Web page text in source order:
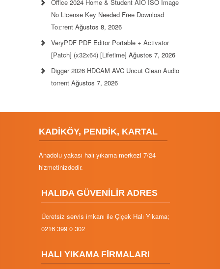
Office 2024 Home & Student AIO ISO Image
No License Key Needed Frее Download
To𝚛rent Ağustos 8, 2026
VeryPDF PDF Editor Portable + Activator
[Patch] (x32x64) [Lifetime] Ağustos 7, 2026
Digger 2026 HDCAM AVC Uncut Clean Audio
torrent Ağustos 7, 2026
KADİKÖY, PENDİK, KARTAL
Anadolu yakası halı yıkama merkezi 7/24
hizmetinizdedir.
HALIDA GÜVENİLİR ADRES
Ücretsiz servis imkanı ile Çiçek Halı Yıkama;
0216 399 0 302
HALI YIKAMA FİRMALARI